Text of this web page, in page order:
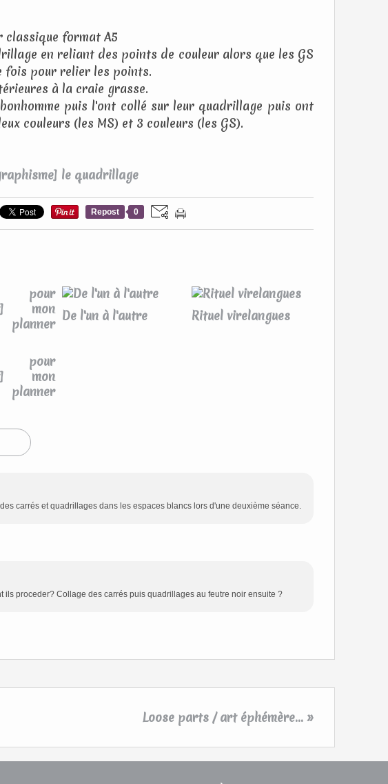
classique format A5
en reliant des points de couleur alors que les GS
fois pour relier les points.
à la craie grasse.
puis l'ont collé sur leur quadrillage puis ont
couleurs (les MS) et 3 couleurs (les GS).
Repost 0
pour
mon
De l'un à l'autre Rituel virelangues
carrés et quadrillages dans les espaces blancs lors d'une deuxième séance.
ils proceder? Collage des carrés puis quadrillages au feutre noir ensuite ?
Loose parts / art éphémère... »